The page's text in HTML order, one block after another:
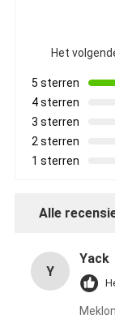
Het
5 sterren
4 sterren
3 sterren
2 sterren
1 sterren
Alle
Y
Yack